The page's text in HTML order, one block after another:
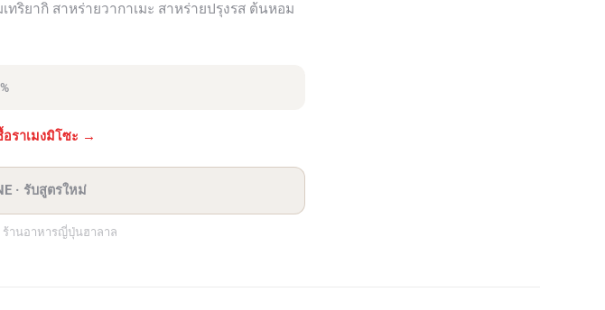
ริยากิ สาหร่ายวากาเมะ สาหร่ายปรุงรส ต้นหอม
ราเมงมิโซะ →
· รับสูตรใหม่
ร้านอาหารญี่ปุ่นฮาลาล